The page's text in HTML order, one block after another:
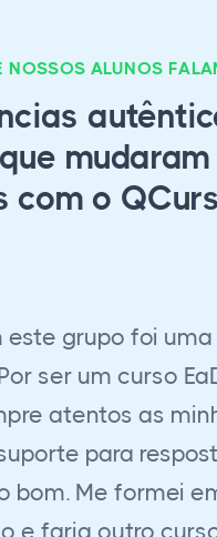
NOSSOS ALUNOS
com o
certificado
e Regional),
Toda equipe me
início. Muito